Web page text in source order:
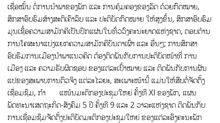
ເຊື່ອໝັ້ນ ຕໍ່ການນຳພາຂອງພັກ ແລະ ການຄຸ້ມຄອງຂອງລັດ ດ້ວຍກົດໝາຍ,
ສຶກສາອົບຮົມສ້າງສະຕິເຄົາລົບ ແລະ ປະຕິບັດກົດໝາຍ ໃຫ້ສູງຂຶ້ນ, ສຶກສາອົບຮົມ
ມູນເຊື້ອຄວາມສາມັກຄີເປັນປຶກແຜ່ນໃນທົ່ວວົງຄະນະຍາດແຫ່ງຊາດ, ຕອບຕ້ານ
ການໂຄສະນາແບ່ງແຍກຄວາມສາມັກຄີບັນດາເຜົ່າ ແລະ ອື່ນໆ; ການສຶກສາ
ອົບຮົມການເມືອງນຳພາແນວຄິດ ຕ້ອງຕິດພັນກັບການປະຕິບັດໜ້າທີ່ ການ
ເມືອງ ແລະ ຄວາມຮັບຜິດຊອບ ຂອງແຕ່ລະເປົ້າໝາຍ ແລະ ຕິດພັນກັບການຜັນ
ແປຂອງສະພາບການຕົວຈິງ ແຕ່ລະໄລຍະ, ສະເພາະໜ້ານີ້ ແມ່ນໃຫ້ສືບຕໍ່ຈັດຕັ້ງ
ເຊື່ອມຊຶມ, ກຳ ແໜ້ນມະຕິກອງປະຊຸມໃຫຍ່ ຄັ້ງທີ XI ຂອງພັກ, ແຜນ
ພັດທະນາເສດຖະກິດ-ສັງຄົມ 5 ປີ ຄັ້ງທີ 9 ແລະ 2 ວາລະແຫ່ງຊາດ ຕິດພັນກັບ
ການເຊື່ອມຊຶມຈັດຕັ້ງປະຕິບັດມະຕິກອງປະຊຸມໃຫຍ່ ຂອງແຕ່ລະອົງຄະນະພັກ